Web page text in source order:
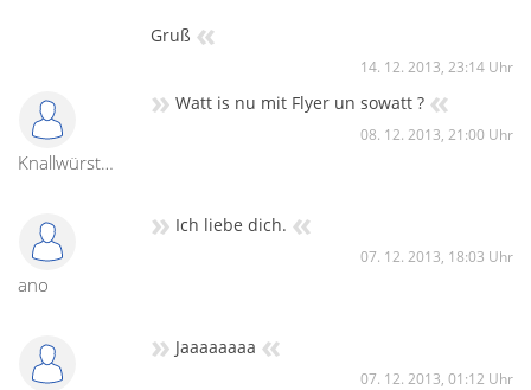
Gruß «
14. 12. 2013, 23:14 Uhr
Knallwürstchen
» Watt is nu mit Flyer un sowatt ? «
08. 12. 2013, 21:00 Uhr
ano
» Ich liebe dich. «
07. 12. 2013, 18:03 Uhr
» Jaaaaaaaa «
07. 12. 2013, 01:12 Uhr